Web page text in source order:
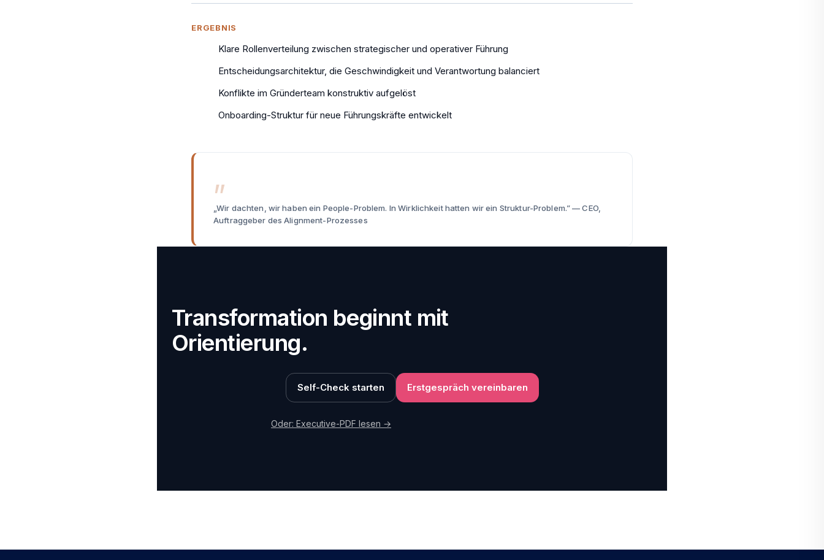
ERGEBNIS
Klare Rollenverteilung zwischen strategischer und operativer Führung
Entscheidungsarchitektur, die Geschwindigkeit und Verantwortung balanciert
Konflikte im Gründerteam konstruktiv aufgelöst
Onboarding-Struktur für neue Führungskräfte entwickelt
„Wir dachten, wir haben ein People-Problem. In Wirklichkeit hatten wir ein Struktur-Problem.” — CEO,
Auftraggeber des Alignment-Prozesses
Transformation beginnt mit
Orientierung.
Self-Check starten Erstgespräch vereinbaren
Oder: Executive-PDF lesen →